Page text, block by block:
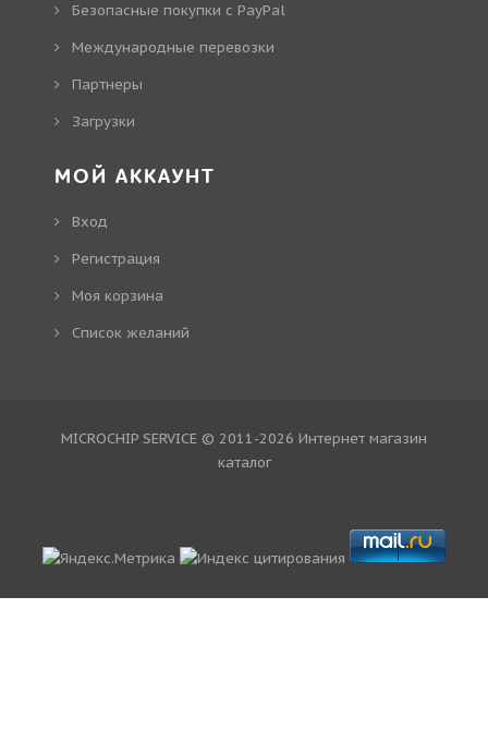
Безопасные покупки с PayPal
Международные перевозки
Партнеры
Загрузки
МОЙ АККАУНТ
Вход
Регистрация
Моя корзина
Cписок желаний
MICROCHIP SERVICE © 2011-2026 Интернет магазин
каталог